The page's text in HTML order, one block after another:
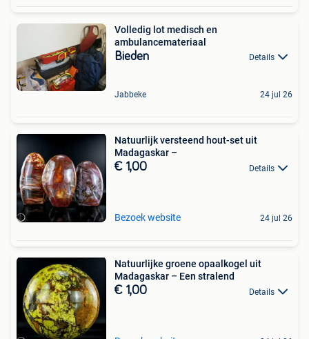
Volledig lot medisch en
ambulancemateriaal
Bieden Details
Jabbeke 24 jul 26
Natuurlijk versteend hout-set uit
Madagaskar –
€ 1,00 Details
Bezoek website 24 jul 26
Natuurlijke groene opaalkogel uit
Madagaskar – Een stralend
€ 1,00 Details